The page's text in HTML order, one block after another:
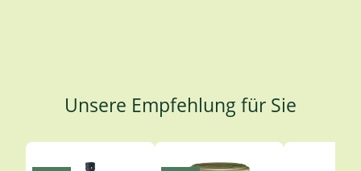
Unsere Empfehlung für Sie
Produktgalerie überspringen